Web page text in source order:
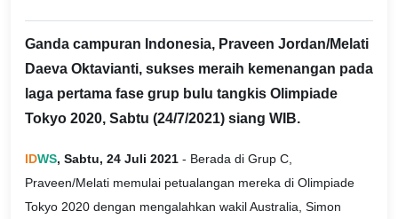
Ganda campuran Indonesia, Praveen Jordan/Melati
Daeva Oktavianti, sukses meraih kemenangan pada
laga pertama fase grup bulu tangkis Olimpiade
Tokyo 2020, Sabtu (24/7/2021) siang WIB.
IDWS, Sabtu, 24 Juli 2021 - Berada di Grup C,
Praveen/Melati memulai petualangan mereka di Olimpiade
Tokyo 2020 dengan mengalahkan wakil Australia, Simon